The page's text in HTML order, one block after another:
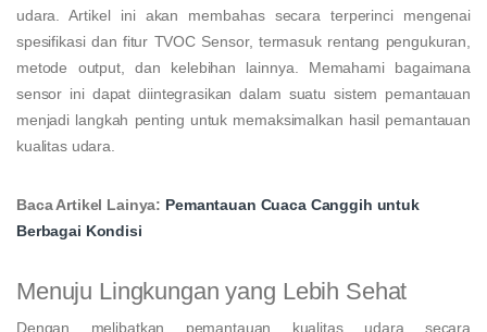
udara. Artikel ini akan membahas secara terperinci mengenai
spesifikasi dan fitur TVOC Sensor, termasuk rentang pengukuran,
metode output, dan kelebihan lainnya. Memahami bagaimana
sensor ini dapat diintegrasikan dalam suatu sistem pemantauan
menjadi langkah penting untuk memaksimalkan hasil pemantauan
kualitas udara.
Baca Artikel Lainya: Pemantauan Cuaca Canggih untuk
Berbagai Kondisi
Menuju Lingkungan yang Lebih Sehat
Dengan melibatkan pemantauan kualitas udara secara